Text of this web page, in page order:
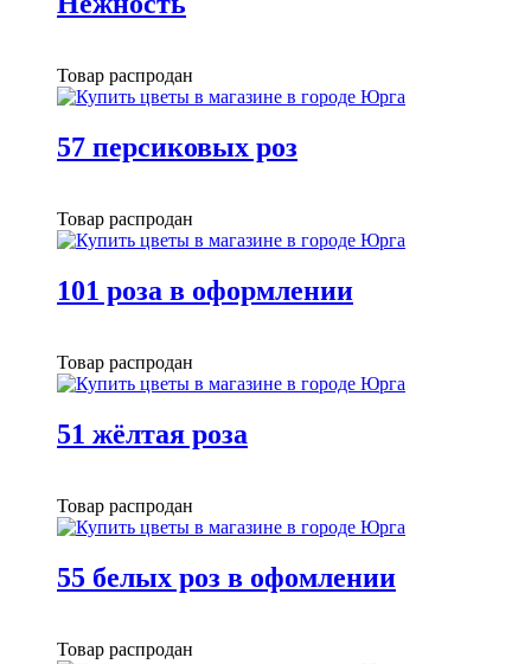
Товар распродан
57 персиковых роз
Товар распродан
101 роза в оформлении
Товар распродан
51 жёлтая роза
Товар распродан
55 белых роз в офомлении
Товар распродан